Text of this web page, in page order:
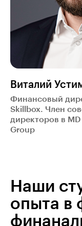
Виталий
Финансовый
Skillbox. Член
директоров в MD
Group
Наши
опыта в